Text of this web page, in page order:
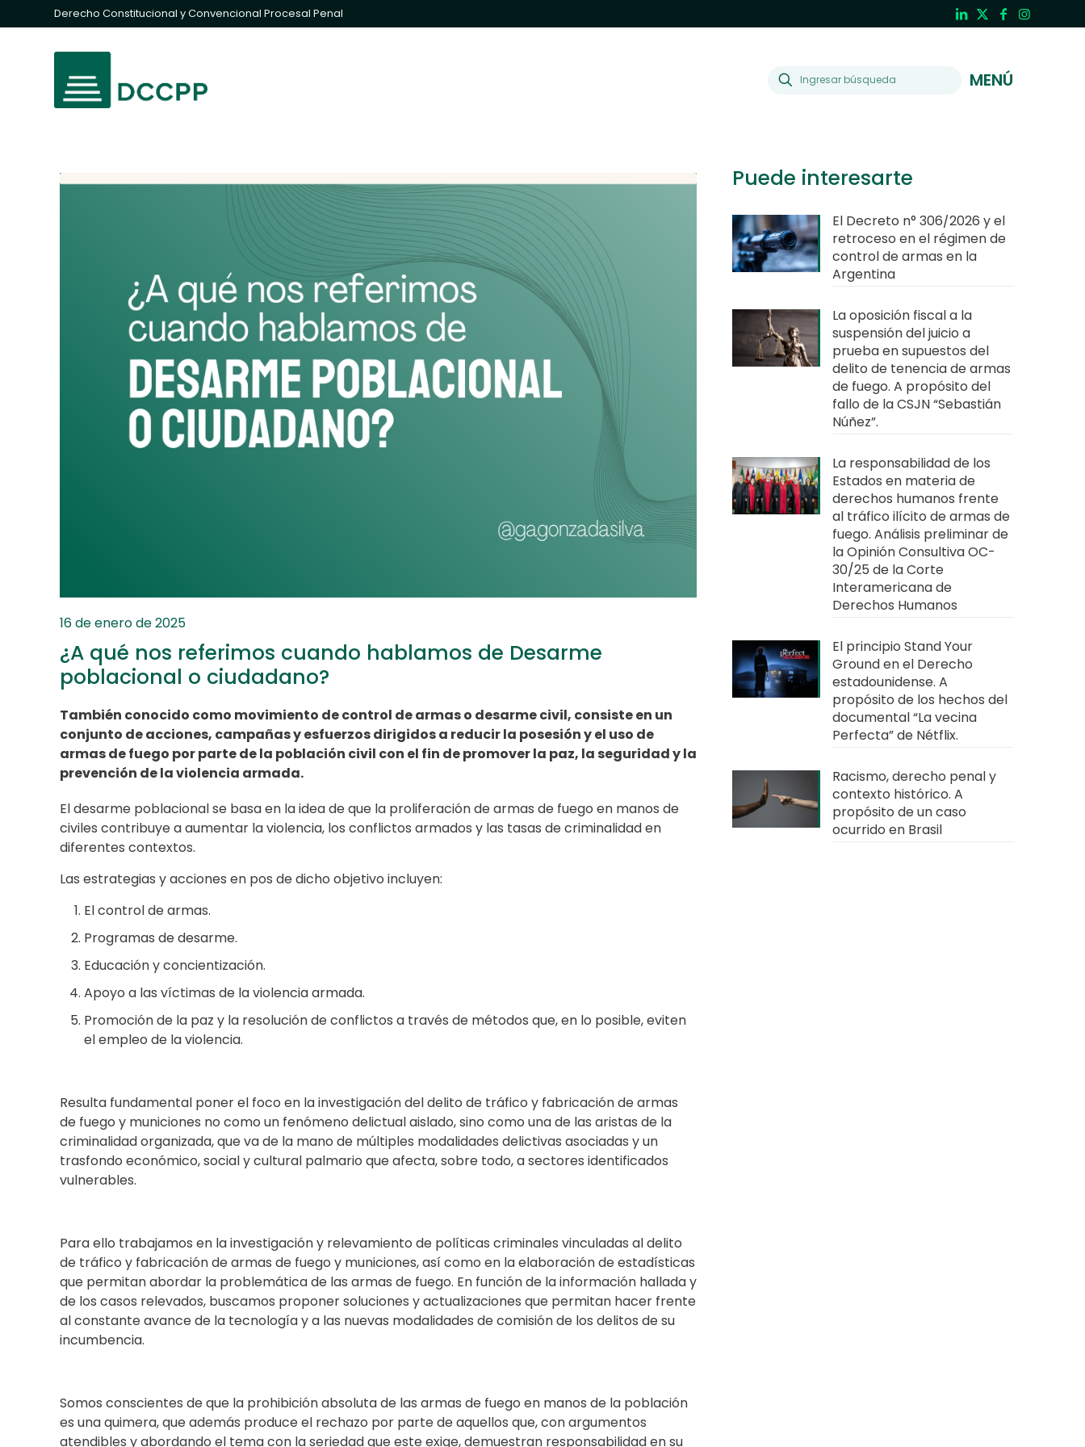
Derecho Constitucional y Convencional Procesal Penal
MENÚ
16 de enero de 2025
¿A qué nos referimos cuando hablamos de Desarme
poblacional o ciudadano?
También conocido como movimiento de control de armas o desarme civil, consiste en un
conjunto de acciones, campañas y esfuerzos dirigidos a reducir la posesión y el uso de
armas de fuego por parte de la población civil con el fin de promover la paz, la seguridad y la
prevención de la violencia armada.
El desarme poblacional se basa en la idea de que la proliferación de armas de fuego en manos de
civiles contribuye a aumentar la violencia, los conflictos armados y las tasas de criminalidad en
diferentes contextos.
Las estrategias y acciones en pos de dicho objetivo incluyen:
El control de armas.
Programas de desarme.
Educación y concientización.
Apoyo a las víctimas de la violencia armada.
Promoción de la paz y la resolución de conflictos a través de métodos que, en lo posible, eviten
el empleo de la violencia.
Resulta fundamental poner el foco en la investigación del delito de tráfico y fabricación de armas
de fuego y municiones no como un fenómeno delictual aislado, sino como una de las aristas de la
criminalidad organizada, que va de la mano de múltiples modalidades delictivas asociadas y un
trasfondo económico, social y cultural palmario que afecta, sobre todo, a sectores identificados
vulnerables.
Para ello trabajamos en la investigación y relevamiento de políticas criminales vinculadas al delito
de tráfico y fabricación de armas de fuego y municiones, así como en la elaboración de estadísticas
que permitan abordar la problemática de las armas de fuego. En función de la información hallada y
de los casos relevados, buscamos proponer soluciones y actualizaciones que permitan hacer frente
al constante avance de la tecnología y a las nuevas modalidades de comisión de los delitos de su
incumbencia.
Somos conscientes de que la prohibición absoluta de las armas de fuego en manos de la población
es una quimera, que además produce el rechazo por parte de aquellos que, con argumentos
atendibles y abordando el tema con la seriedad que este exige, demuestran responsabilidad en su
Puede interesarte
El Decreto n° 306/2026 y el
retroceso en el régimen de
control de armas en la
Argentina
La oposición fiscal a la
suspensión del juicio a
prueba en supuestos del
delito de tenencia de armas
de fuego. A propósito del
fallo de la CSJN “Sebastián
Núñez”.
La responsabilidad de los
Estados en materia de
derechos humanos frente
al tráfico ilícito de armas de
fuego. Análisis preliminar de
la Opinión Consultiva OC-
30/25 de la Corte
Interamericana de
Derechos Humanos
El principio Stand Your
Ground en el Derecho
estadounidense. A
propósito de los hechos del
documental “La vecina
Perfecta” de Nétflix.
Racismo, derecho penal y
contexto histórico. A
propósito de un caso
ocurrido en Brasil